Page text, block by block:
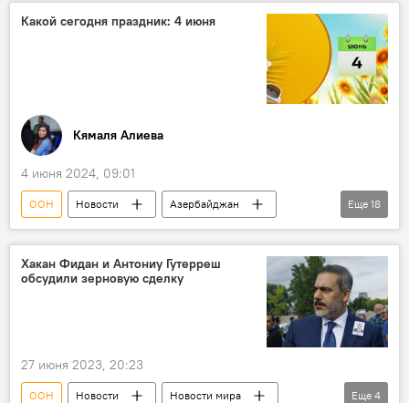
Международный день борьбы с сексуальным насилием в условиях конфликта
Экономический совет
Какой сегодня праздник: 4 июня
Кямаля Алиева
4 июня 2024, 09:01
ООН Новости
Азербайджан
Волейбол
Спорт
История
СССР
США
Культура
Кинематограф
ООН
Германия
Кто сегодня родился
Еще 18
Хакан Фидан и Антониу Гутерреш
обсудили зерновую сделку
27 июня 2023, 20:23
ООН Новости
Новости мира
Еще 4